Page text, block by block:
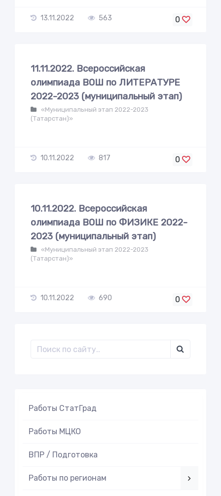
13.11.2022 563 0
11.11.2022. Всероссийская
олимпиада ВОШ по ЛИТЕРАТУРЕ
2022-2023 (муниципальный этап)
«Муниципальный этап 2022-2023
(Татарстан)»
10.11.2022 817 0
10.11.2022. Всероссийская
олимпиада ВОШ по ФИЗИКЕ 2022-
2023 (муниципальный этап)
«Муниципальный этап 2022-2023
(Татарстан)»
10.11.2022 690 0
Работы СтатГрад
Работы МЦКО
ВПР / Подготовка
Работы по регионам